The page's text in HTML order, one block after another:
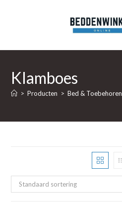
Klamboes
> Producten > Bed & Toebehoren
Standaard sortering